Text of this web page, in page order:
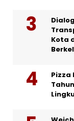
Kota
Pizza